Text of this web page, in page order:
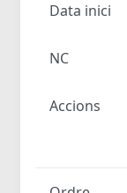
Data inici
NC
Accions